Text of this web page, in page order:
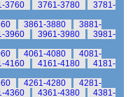
3760 3761-3780
3781-
3861-3880
3881-
3960 3961-3980
3981-
4061-4080
4081-
4160 4161-4180
4181-
4261-4280
4281-
4360 4361-4380
4381-